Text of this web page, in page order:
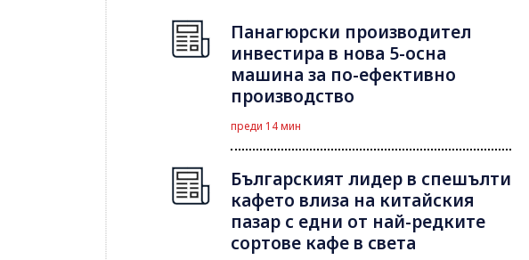
Панагюрски производител
инвестира в нова 5-осна
машина за по-ефективно
производство
преди 14 мин
Българският лидер в спешълти
кафето влиза на китайския
пазар с едни от най-редките
сортове кафе в света